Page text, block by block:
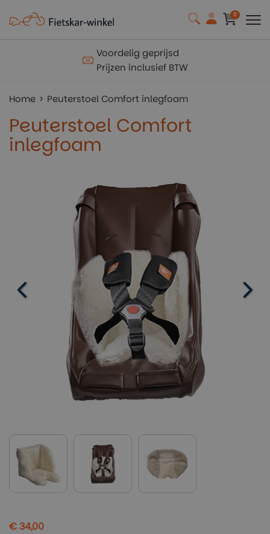
0
Voordelig geprijsd
Prijzen inclusief BTW
Home Peuterstoel Comfort inlegfoam
Peuterstoel Comfort
inlegfoam
€ 34,00